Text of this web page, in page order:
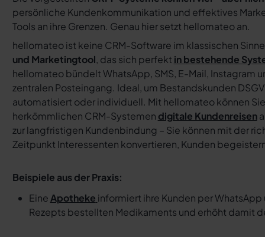
persönliche Kundenkommunikation und effektives
Tools an ihre Grenzen. Genau hier setzt hellomateo an.
hellomateo ist keine CRM-Software im klassischen
und Marketingtool, das sich perfekt in bestehende
hellomateo bündelt WhatsApp, SMS, E-Mail, Instagram
zentralen Posteingang. Ideal, um Bestandskunden
automatisiert oder individuell. Mit hellomateo können
herkömmlichen CRM-Systemen digitale Kundenreisen
zur langfristigen Kundenbindung – Sie können mit der
Zeitpunkt Interessenten konvertieren, Kunden
Beispiele aus der Praxis:
EineApotheke informiert ihre Kunden per
Rezepts bestellten Medikaments und erhöht damit